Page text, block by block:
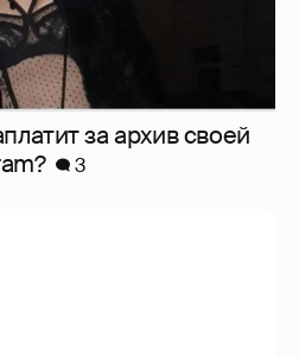
за архив своей
3